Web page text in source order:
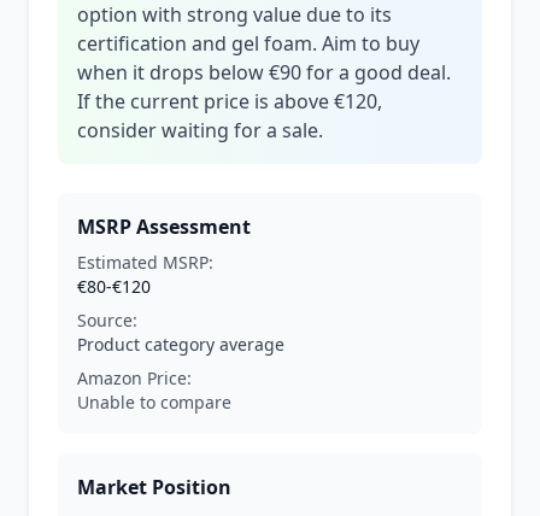
option with strong value due to its
certification and gel foam. Aim to buy
when it drops below €90 for a good deal.
If the current price is above €120,
consider waiting for a sale.
MSRP Assessment
Estimated MSRP:
€80-€120
Source:
Product category average
Amazon Price:
Unable to compare
Market Position